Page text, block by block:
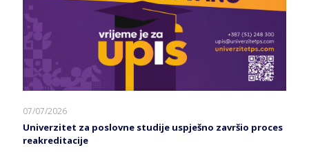
07/07/2026
Univerzitet za poslovne studije uspješno završio proces
reakreditacije